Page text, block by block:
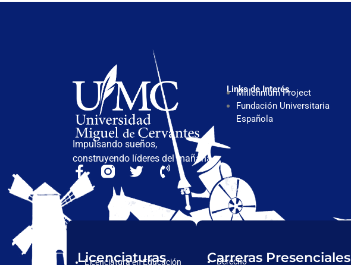
Impulsando sueños,
construyendo líderes del mañana.
Links de Interés
Millennium Project
Fundación Universitaria
Española
Licenciaturas
Licenciatura en Educación
Carreras Presenciales
Derecho